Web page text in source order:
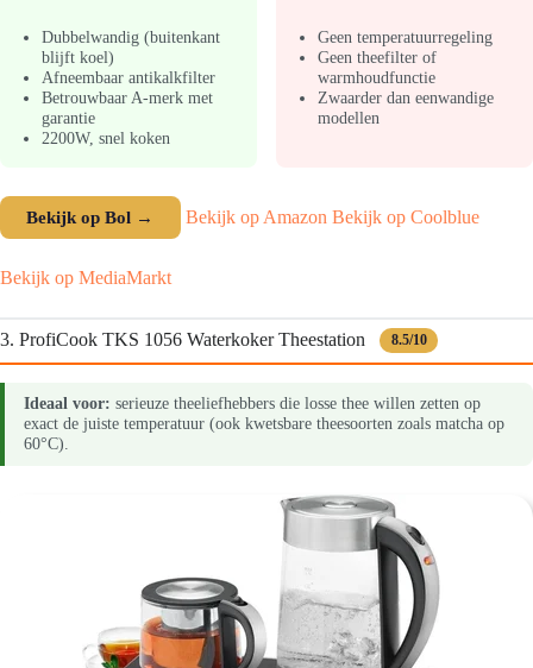
Dubbelwandig (buitenkant
blijft koel)
Afneembaar antikalkfilter
Betrouwbaar A-merk met
garantie
2200W, snel koken
Geen temperatuurregeling
Geen theefilter of
warmhoudfunctie
Zwaarder dan eenwandige
modellen
Bekijk op Bol → Bekijk op Amazon Bekijk op Coolblue
Bekijk op MediaMarkt
3. ProfiCook TKS 1056 Waterkoker Theestation 8.5/10
Ideaal voor: serieuze theeliefhebbers die losse thee willen zetten op
exact de juiste temperatuur (ook kwetsbare theesoorten zoals matcha op
60°C).